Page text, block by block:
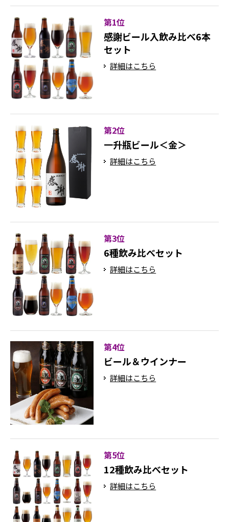
第1位
感謝ビール入飲み比べ6本
セット
詳細はこちら
第2位
一升瓶ビール＜金＞
詳細はこちら
第3位
6種飲み比べセット
詳細はこちら
第4位
ビール＆ウインナー
詳細はこちら
第5位
12種飲み比べセット
詳細はこちら